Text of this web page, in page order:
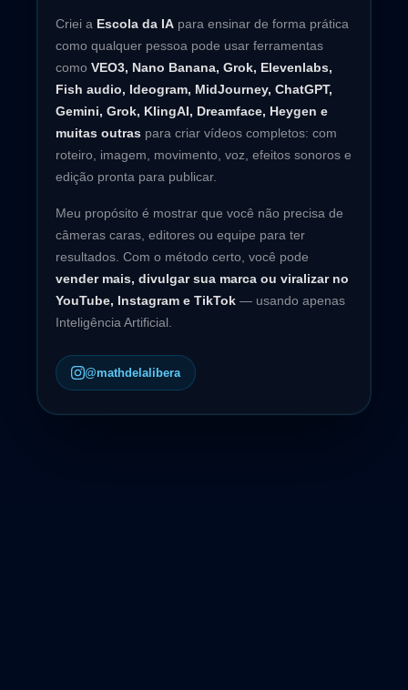
Criei a Escola da IA para ensinar de forma prática
como qualquer pessoa pode usar ferramentas
como VEO3, Nano Banana, Grok, Elevenlabs,
Fish audio, Ideogram, MidJourney, ChatGPT,
Gemini, Grok, KlingAI, Dreamface, Heygen e
muitas outras para criar vídeos completos: com
roteiro, imagem, movimento, voz, efeitos sonoros e
edição pronta para publicar.
Meu propósito é mostrar que você não precisa de
câmeras caras, editores ou equipe para ter
resultados. Com o método certo, você pode
vender mais, divulgar sua marca ou viralizar no
YouTube, Instagram e TikTok — usando apenas
Inteligência Artificial.
@mathdelalibera